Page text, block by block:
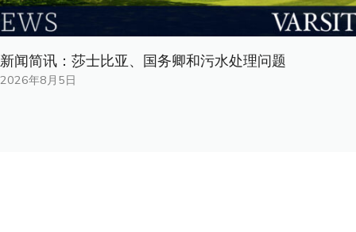
新闻简讯：莎士比亚、国务卿和污水处理问题
2026年8月5日